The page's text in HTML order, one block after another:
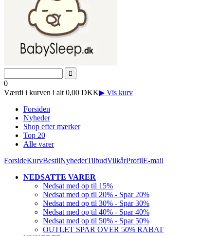
0
Værdi i kurven i alt 0,00 DKK▶ Vis kurv
Forsiden
Nyheder
Shop efter mærker
Top 20
Alle varer
ForsideKurvBestilNyhederTilbudVilkårProfilE-mail
NEDSATTE VARER
Nedsat med op til 15%
Nedsat med op til 20% - Spar 20%
Nedsat med op til 30% - Spar 30%
Nedsat med op til 40% - Spar 40%
Nedsat med op til 50% - Spar 50%
OUTLET SPAR OVER 50% RABAT